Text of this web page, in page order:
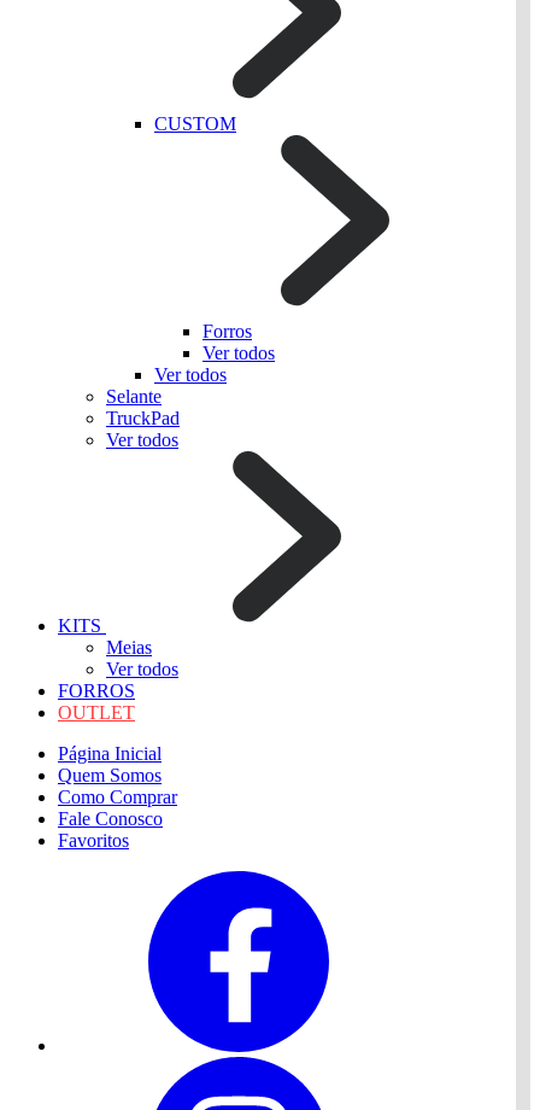
CUSTOM
Forros
Ver todos
Ver todos
Selante
TruckPad
Ver todos
KITS
Meias
Ver todos
FORROS
OUTLET
Página Inicial
Quem Somos
Como Comprar
Fale Conosco
Favoritos